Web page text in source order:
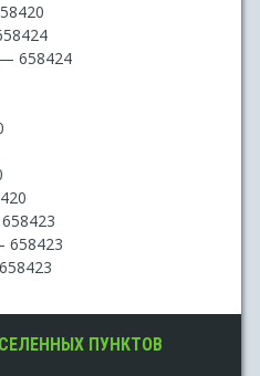
658424
658423
ПУНКТОВ